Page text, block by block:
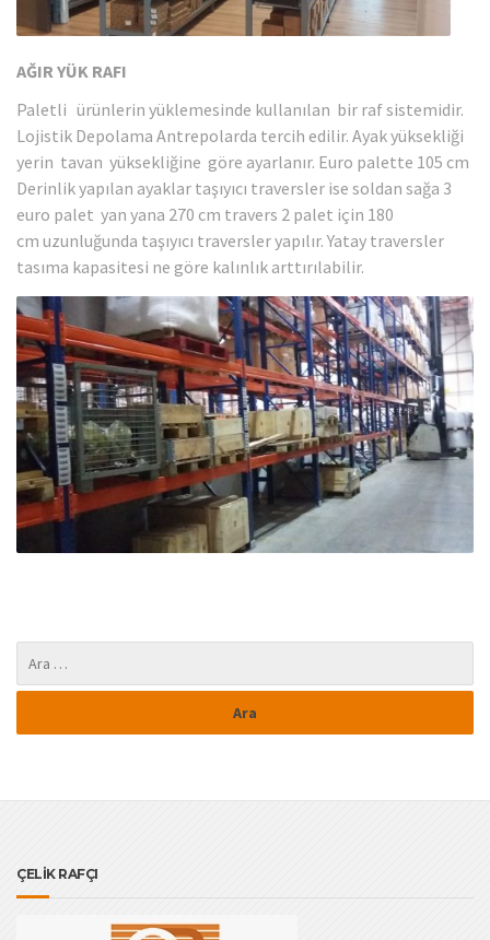
AĞIR YÜK RAFI
Paletli ürünlerin yüklemesinde kullanılan bir raf sistemidir.
Lojistik Depolama Antrepolarda tercih edilir. Ayak yüksekliği
yerin tavan yüksekliğine göre ayarlanır. Euro palette 105 cm
Derinlik yapılan ayaklar taşıyıcı traversler ise soldan sağa 3
euro palet yan yana 270 cm travers 2 palet için 180
cm uzunluğunda taşıyıcı traversler yapılır. Yatay traversler
tasıma kapasitesi ne göre kalınlık arttırılabilir.
ÇELİK RAFÇI